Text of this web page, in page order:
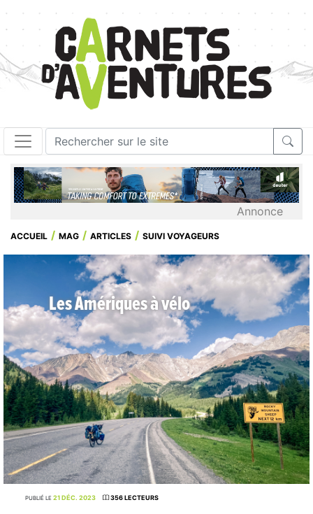
Annonce
ACCUEIL MAG ARTICLES SUIVI VOYAGEURS
Les Amériques à vélo
PUBLIÉ LE 21 DÉC. 2023 356 LECTEURS